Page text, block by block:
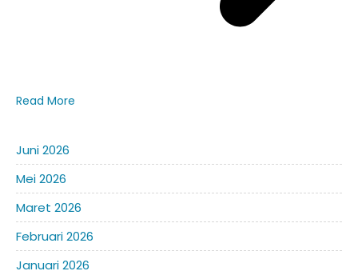
Read More
Juni 2026
Mei 2026
Maret 2026
Februari 2026
Januari 2026